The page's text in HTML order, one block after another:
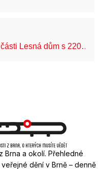
Lesná dům s 220…
Brna a okolí. Přehledné
dění v Brně – denně